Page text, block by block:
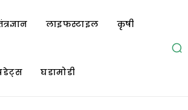
लाइफस्टाइल कृषी
घडामोडी